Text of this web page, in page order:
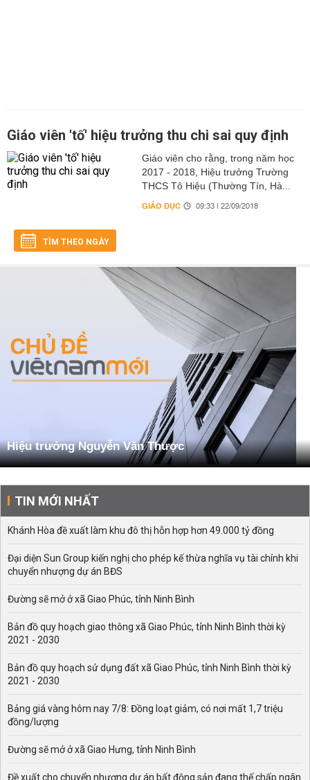
Giáo viên 'tố' hiệu trưởng thu chi sai quy định
Giáo viên cho rằng, trong năm học
2017 - 2018, Hiệu trưởng Trường
THCS Tô Hiệu (Thường Tín, Hà...
GIÁO DỤC 09:33 | 22/09/2018
TÌM THEO NGÀY
Hiệu trưởng Nguyễn Văn Thược
TIN MỚI NHẤT
Khánh Hòa đề xuất làm khu đô thị hỗn hợp hơn 49.000 tỷ đồng
Đại diện Sun Group kiến nghị cho phép kế thừa nghĩa vụ tài chính khi
chuyển nhượng dự án BĐS
Đường sẽ mở ở xã Giao Phúc, tỉnh Ninh Bình
Bản đồ quy hoạch giao thông xã Giao Phúc, tỉnh Ninh Bình thời kỳ
2021 - 2030
Bản đồ quy hoạch sử dụng đất xã Giao Phúc, tỉnh Ninh Bình thời kỳ
2021 - 2030
Bảng giá vàng hôm nay 7/8: Đồng loạt giảm, có nơi mất 1,7 triệu
đồng/lượng
Đường sẽ mở ở xã Giao Hưng, tỉnh Ninh Bình
Đề xuất cho chuyển nhượng dự án bất động sản đang thế chấp ngân